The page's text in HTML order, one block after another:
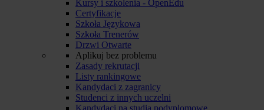
Kursy i szkolenia - OpenEdu
Certyfikacje
Szkoła Językowa
Szkoła Trenerów
Drzwi Otwarte
Aplikuj bez problemu
Zasady rekrutacji
Listy rankingowe
Kandydaci z zagranicy
Studenci z innych uczelni